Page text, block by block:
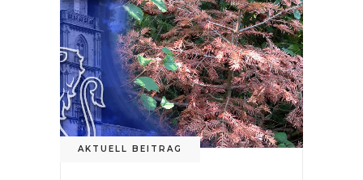
AKTUELL BEITRAG